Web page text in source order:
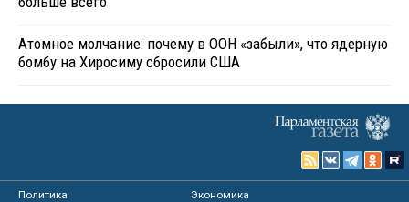
Атомное молчание: почему в ООН «забыли», что ядерную
бомбу на Хиросиму сбросили США
Политика
Экономика